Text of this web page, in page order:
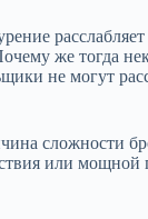
же тогда
не могут
сложности
или